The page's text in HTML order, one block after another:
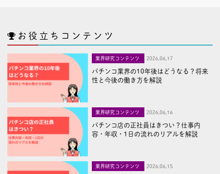
お役立ちコンテンツ
業界研究コンテンツ 2026,06,17
パチンコ業界の10年後はどうなる？将来
性と今後の働き方を解説
業界研究コンテンツ 2026,06,16
パチンコ店の正社員はきつい？仕事内
容・年収・1日の流れのリアルを解説
業界研究コンテンツ 2026,06,15